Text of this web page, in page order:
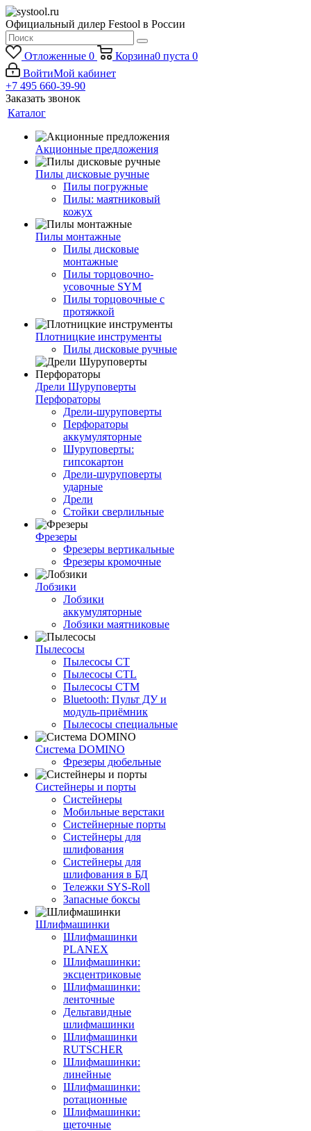
Официальный дилер Festool в России
Отложенные 0 Корзина0 пуста 0
ВойтиМой кабинет
+7 495 660-39-90
Заказать звонок
Каталог
Акционные предложения
Пилы дисковые ручные
Пилы погружные
Пилы: маятниковый
кожух
Пилы монтажные
Пилы дисковые
монтажные
Пилы торцовочно-
усовочные SYM
Пилы торцовочные с
протяжкой
Плотницкие инструменты
Пилы дисковые ручные
Дрели Шуруповерты
Перфораторы
Дрели-шуруповерты
Перфораторы
аккумуляторные
Шуруповерты:
гипсокартон
Дрели-шуруповерты
ударные
Дрели
Стойки сверлильные
Фрезеры
Фрезеры вертикальные
Фрезеры кромочные
Лобзики
Лобзики
аккумуляторные
Лобзики маятниковые
Пылесосы
Пылесосы CT
Пылесосы CTL
Пылесосы CTM
Bluetooth: Пульт ДУ и
модуль-приёмник
Пылесосы специальные
Система DOMINO
Фрезеры дюбельные
Систейнеры и порты
Систейнеры
Мобильные верстаки
Систейнерные порты
Систейнеры для
шлифования
Систейнеры для
шлифования в БД
Тележки SYS-Roll
Запасные боксы
Шлифмашинки
Шлифмашинки
PLANEX
Шлифмашинки:
эксцентриковые
Шлифмашинки:
ленточные
Дельтавидные
шлифмашинки
Шлифмашинки
RUTSCHER
Шлифмашинки:
линейные
Шлифмашинки:
ротационные
Шлифмашинки:
щеточные